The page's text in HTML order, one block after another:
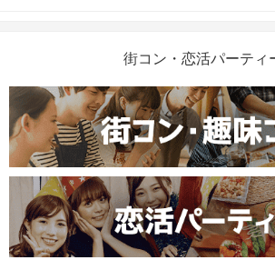
街コン・恋活パーティ